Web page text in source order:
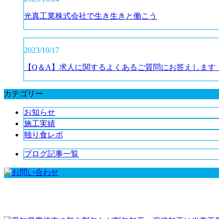
光真工業株式会社で生き生きと働こう
2023/10/17
【Q＆A】求人に関するよくあるご質問にお答えします
カテゴリー
お知らせ
施工実績
独り食レポ
ブログ記事一覧